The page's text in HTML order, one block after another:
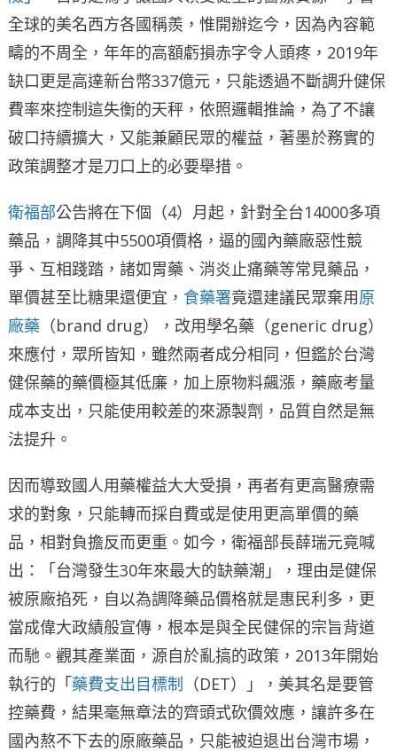
全球的美名西方各國稱羨，惟開辦迄今，因為內容範
疇的不周全，年年的高額虧損赤字令人頭疼，2019年
缺口更是高達新台幣337億元，只能透過不斷調升健保
費率來控制這失衡的天秤，依照邏輯推論，為了不讓
破口持續擴大，又能兼顧民眾的權益，著墨於務實的
政策調整才是刀口上的必要舉措。
衛福部公告將在下個（4）月起，針對全台14000多項
藥品，調降其中5500項價格，逼的國內藥廠惡性競
爭、互相踐踏，諸如胃藥、消炎止痛藥等常見藥品，
單價甚至比糖果還便宜， 食藥署竟還建議民眾棄用原
廠藥 （brand drug），改用學名藥（generic drug）
來應付，眾所皆知，雖然兩者成分相同，但鑑於台灣
健保藥的藥價極其低廉，加上原物料飆漲，藥廠考量
成本支出，只能使用較差的來源製劑，品質自然是無
法提升。
因而導致國人用藥權益大大受損，再者有更高醫療需
求的對象，只能轉而採自費或是使用更高單價的藥
品，相對負擔反而更重。如今，衛福部長薛瑞元竟喊
出：「台灣發生30年來最大的缺藥潮」，理由是健保
被原廠掐死，自以為調降藥品價格就是惠民利多，更
當成偉大政績般宣傳，根本是與全民健保的宗旨背道
而馳。觀其產業面，源自於亂搞的政策，2013年開始
執行的「藥費支出目標制 （DET）」，美其名是要管
控藥費，結果毫無章法的齊頭式砍價效應，讓許多在
國內熬不下去的原廠藥品，只能被迫退出台灣市場，